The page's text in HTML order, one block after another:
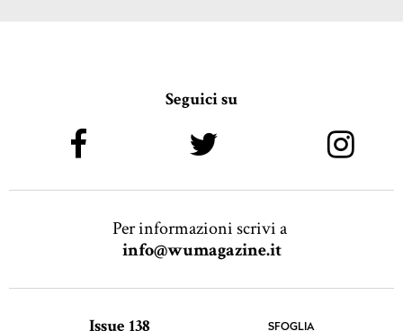
Seguici su
Per informazioni scrivi a
info@wumagazine.it
Issue 138 SFOGLIA